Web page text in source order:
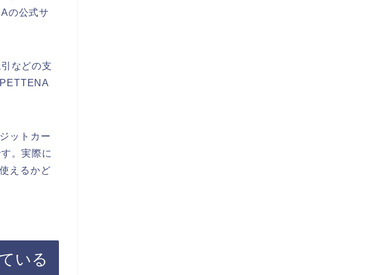
の公式サ
などの支
ットカー
。実際に
えるかど
いる